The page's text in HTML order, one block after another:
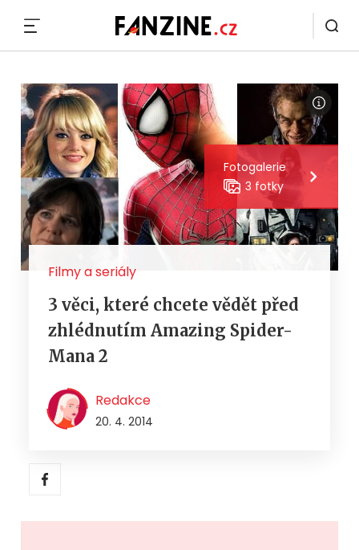
Fotogalerie
3 fotky
Filmy a seriály
3 věci, které chcete vědět před
zhlédnutím Amazing Spider-
Mana 2
Redakce
20. 4. 2014